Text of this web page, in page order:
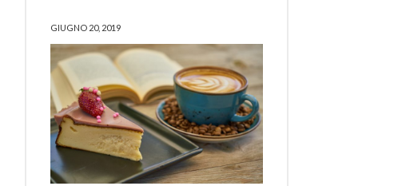
GIUGNO 20, 2019